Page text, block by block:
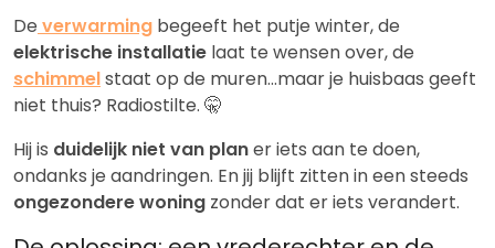
De verwarming begeeft het putje winter, de
elektrische installatie laat te wensen over, de
schimmelstaat op de muren…maar je huisbaas geeft
niet thuis? Radiostilte. 🤫
Hij is duidelijk niet van planer iets aan te doen,
ondanks je aandringen. En jij blijft zitten in een steeds
ongezondere woning zonder dat er iets verandert.